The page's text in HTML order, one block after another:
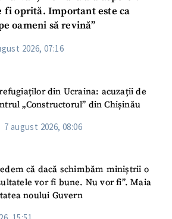
fi oprită. Important este ca
oameni să revină”
2026, 07:16
din Ucraina: acuzații de
„Constructorul” din Chișinău
7 august 2026, 08:06
că dacă schimbăm miniștrii o
vor fi bune. Nu vor fi”. Maia
noului Guvern